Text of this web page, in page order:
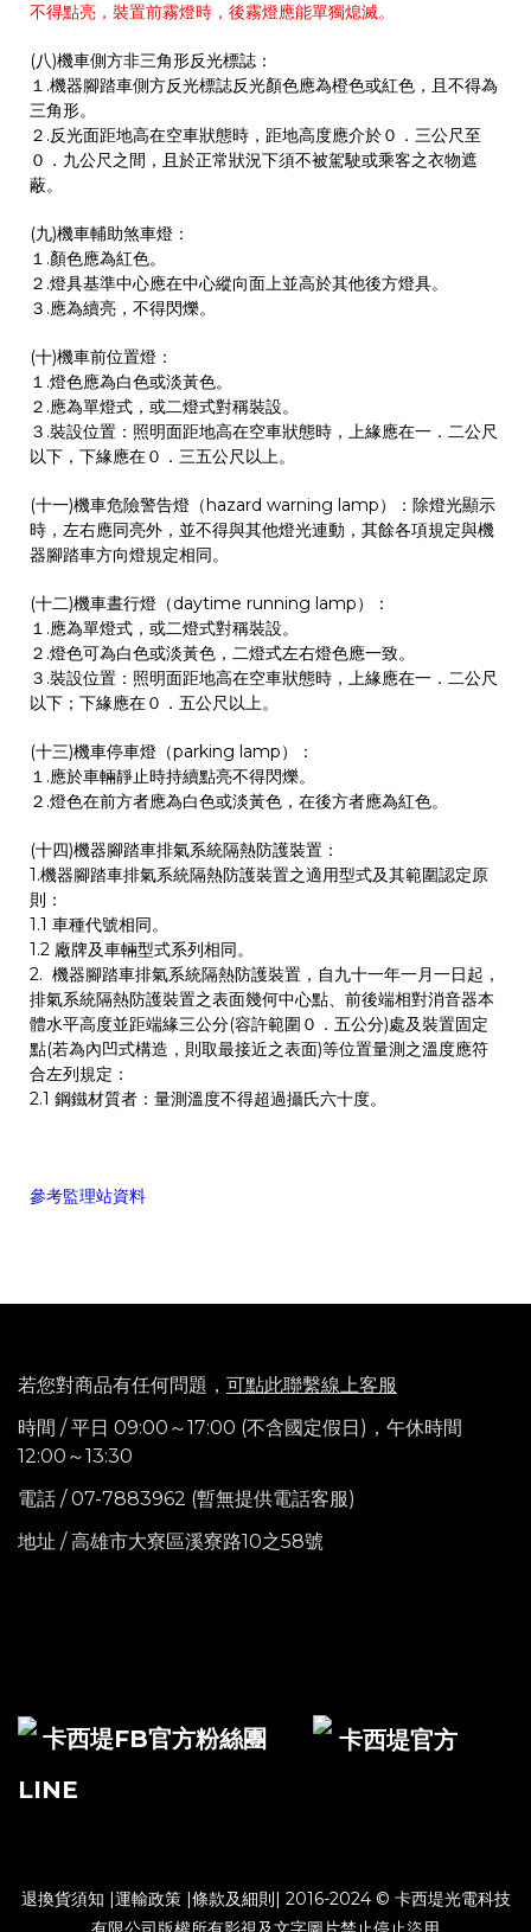
不得點亮，裝置前霧燈時，後霧燈應能單獨熄滅。
(八)機車側方非三角形反光標誌：
１.機器腳踏車側方反光標誌反光顏色應為橙色或紅色，且不得為
三角形。
２.反光面距地高在空車狀態時，距地高度應介於０．三公尺至
０．九公尺之間，且於正常狀況下須不被駕駛或乘客之衣物遮
蔽。
(九)機車輔助煞車燈：
１.顏色應為紅色。
２.燈具基準中心應在中心縱向面上並高於其他後方燈具。
３.應為續亮，不得閃爍。
(十)機車前位置燈：
１.燈色應為白色或淡黃色。
２.應為單燈式，或二燈式對稱裝設。
３.裝設位置：照明面距地高在空車狀態時，上緣應在一．二公尺
以下，下緣應在０．三五公尺以上。
(十一)機車危險警告燈（hazard warning lamp）：除燈光顯示
時，左右應同亮外，並不得與其他燈光連動，其餘各項規定與機
器腳踏車方向燈規定相同。
(十二)機車晝行燈（daytime running lamp）：
１.應為單燈式，或二燈式對稱裝設。
２.燈色可為白色或淡黃色，二燈式左右燈色應一致。
３.裝設位置：照明面距地高在空車狀態時，上緣應在一．二公尺
以下；下緣應在０．五公尺以上。
(十三)機車停車燈（parking lamp）：
１.應於車輛靜止時持續點亮不得閃爍。
２.燈色在前方者應為白色或淡黃色，在後方者應為紅色。
(十四)機器腳踏車排氣系統隔熱防護裝置：
1.機器腳踏車排氣系統隔熱防護裝置之適用型式及其範圍認定原
則：
1.1 車種代號相同。
1.2 廠牌及車輛型式系列相同。
2. 機器腳踏車排氣系統隔熱防護裝置，自九十一年一月一日起，
排氣系統隔熱防護裝置之表面幾何中心點、前後端相對消音器本
體水平高度並距端緣三公分(容許範圍０．五公分)處及裝置固定
點(若為內凹式構造，則取最接近之表面)等位置量測之溫度應符
合左列規定：
2.1 鋼鐵材質者：量測溫度不得超過攝氏六十度。
參考監理站資料
若您對商品有任何問題， 可點此聯繫線上客服
時間 / 平日 09:00～17:00 (不含國定假日)， 午休時間
12:00～13:30
電話 / 07-7883962 (暫無提供電話客服)
地址 / 高雄市大寮區溪寮路10之58號
卡西堤FB官方粉絲團
卡西堤官方
LINE
退換貨須知 |運輸政策|條款及細則| 2016-2024 © 卡西堤光電科技